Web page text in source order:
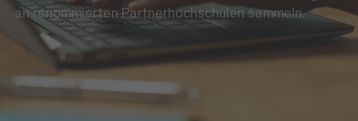
an renommierten Partnerhochschulen sammeln.
Die FOM auf Social Media
LinkedIn